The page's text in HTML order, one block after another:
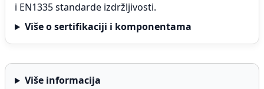
i EN1335 standarde izdržljivosti.
Više o sertifikaciji i komponentama
Više informacija